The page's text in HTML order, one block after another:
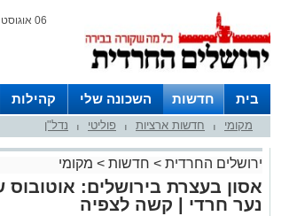
06 אוגוסט 2026 / 23:49
בית חדשות השכונה שלי קהילות
חצרות
מקומי חדשות ארציות פוליטי נדל"ן
ירושלים החרדית > חדשות > מקומי
אסון בעצרת בירושלים:
נער חרדי | קשה לצפיה